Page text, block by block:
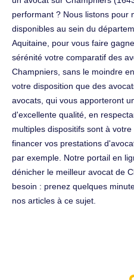
performant ? Nous listons pour
disponibles au sein du
Aquitaine, pour vous faire
sérénité votre comparatif des
Champniers, sans le moindre
votre disposition que des
avocats, qui vous apporteront
d'excellente qualité, en
multiples dispositifs sont à
financer vos prestations
par exemple. Notre portail en
dénicher le meilleur avocat de
besoin : prenez quelques
nos articles à ce sujet.